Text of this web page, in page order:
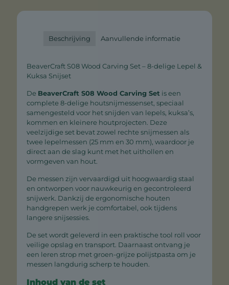
Beschrijving Aanvullende informatie
BeaverCraft S08 Wood Carving Set – 8-delige Lepel &
Kuksa Snijset
De BeaverCraft S08 Wood Carving Set is een
complete 8-delige houtsnijmessenset, speciaal
samengesteld voor het snijden van lepels, kuksa’s,
kommen en kleinere houtprojecten. Deze
veelzijdige set bevat zowel rechte snijmessen als
twee lepelmessen (25 mm en 30 mm), waardoor je
direct aan de slag kunt met het uithollen en
vormgeven van hout.
De messen zijn vervaardigd uit hoogwaardig staal
en ontworpen voor nauwkeurig en gecontroleerd
snijwerk. Dankzij de ergonomische houten
handgrepen werk je comfortabel, ook tijdens
langere snijsessies.
De set wordt geleverd in een praktische tool roll voor
veilige opslag en transport. Daarnaast ontvang je
een leren strop met groen-grijze polijstpasta om je
messen langdurig scherp te houden.
Inhoud van de set